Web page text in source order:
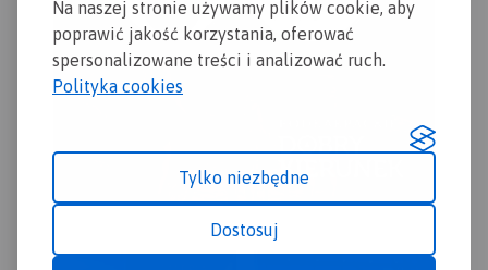
Na naszej stronie używamy plików cookie, aby
poprawić jakość korzystania, oferować
spersonalizowane treści i analizować ruch.
Polityka cookies
Tylko niezbędne
Dostosuj